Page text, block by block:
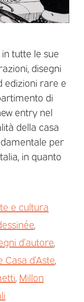
tutte le sue
disegni
edizioni rare e
di
entry nel
della casa
per
in quanto
e cultura
,
d’autore,
Casa d’Aste,
, Millon